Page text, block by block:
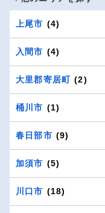
上尾市 (4)
入間市 (4)
大里郡寄居町 (2)
桶川市 (1)
春日部市 (9)
加須市 (5)
川口市 (18)